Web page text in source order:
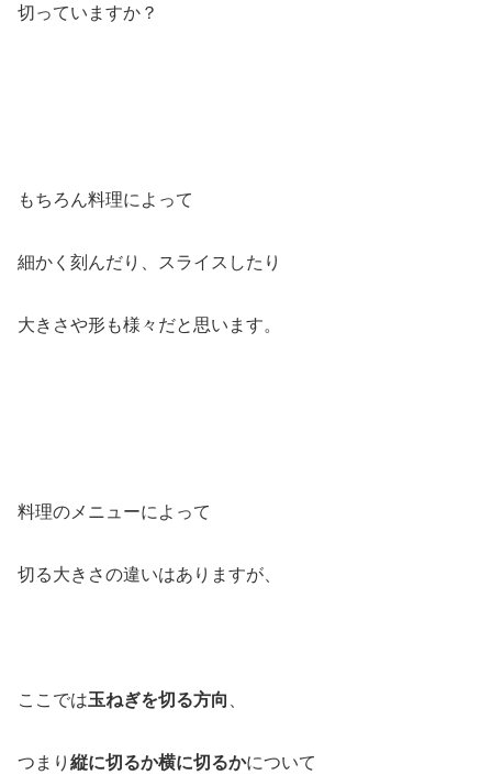
切っていますか？
もちろん料理によって
細かく刻んだり、スライスしたり
大きさや形も様々だと思います。
料理のメニューによって
切る大きさの違いはありますが、
ここでは玉ねぎを切る方向
つまり 縦に切るか横に切るかについて